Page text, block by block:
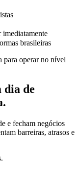
brasileiras
para operar no nível
dia de
e fecham negócios
barreiras, atrasos e